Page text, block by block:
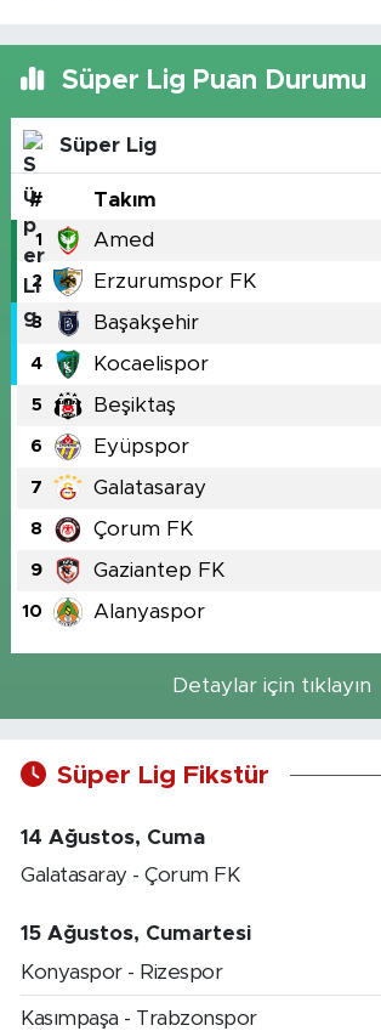
Süper Lig Puan Durumu
Süper Lig
# Takım
1 Amed
2 Erzurumspor FK
3 Başakşehir
4 Kocaelispor
5 Beşiktaş
6 Eyüpspor
7 Galatasaray
8 Çorum FK
9 Gaziantep FK
10 Alanyaspor
Detaylar için tıklayın
Süper Lig Fikstür
14 Ağustos, Cuma
Galatasaray - Çorum FK
15 Ağustos, Cumartesi
Konyaspor - Rizespor
Kasımpaşa - Trabzonspor